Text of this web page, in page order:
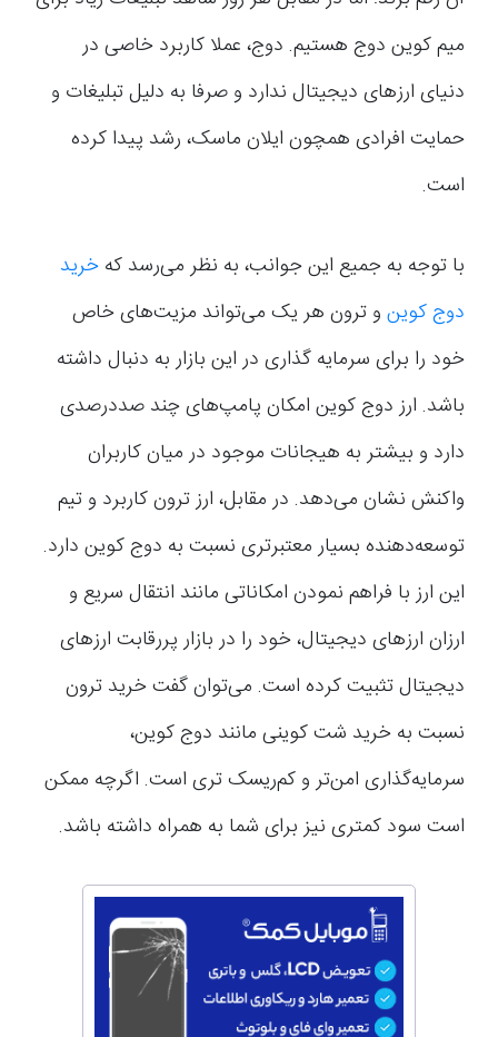
میم کوین دوج هستیم. دوج، عملا کاربرد خاصی در
دنیای ارزهای دیجیتال ندارد و صرفا به دلیل تبلیغات و
حمایت افرادی همچون ایلان ماسک، رشد پیدا کرده
است.
با توجه به جمیع این جوانب، به نظر می‌رسد که خرید
دوج کوین و ترون هر یک می‌تواند مزیت‌های خاص
خود را برای سرمایه گذاری در این بازار به دنبال داشته
باشد. ارز دوج کوین امکان پامپ‌های چند صددرصدی
دارد و بیشتر به هیجانات موجود در میان کاربران
واکنش نشان می‌دهد. در مقابل، ارز ترون کاربرد و تیم
توسعه‌دهنده بسیار معتبرتری نسبت به دوج کوین دارد.
این ارز با فراهم نمودن امکاناتی مانند انتقال سریع و
ارزان ارزهای دیجیتال، خود را در بازار پررقابت ارزهای
دیجیتال تثبیت کرده است. می‌توان گفت خرید ترون
نسبت به خرید شت کوینی مانند دوج کوین،
سرمایه‌گذاری امن‌تر و کم‌ریسک تری است. اگرچه ممکن
است سود کمتری نیز برای شما به همراه داشته باشد.